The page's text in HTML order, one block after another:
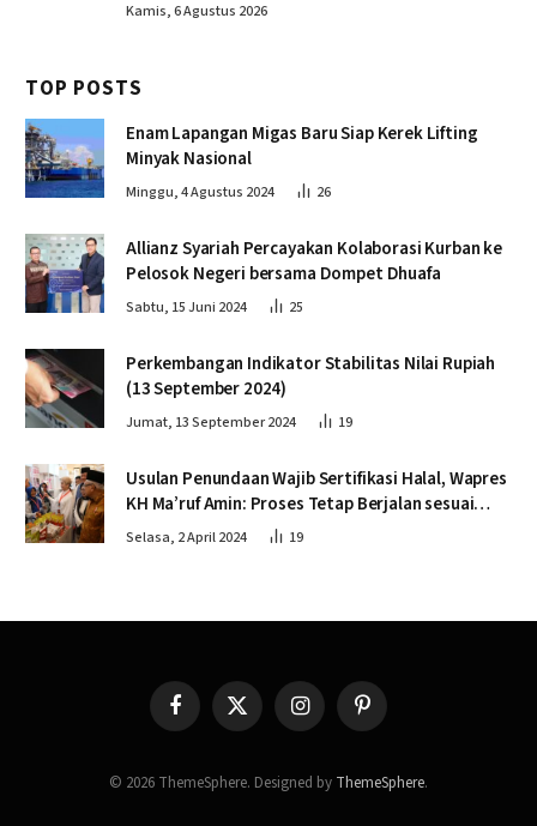
Kamis, 6 Agustus 2026
TOP POSTS
Enam Lapangan Migas Baru Siap Kerek Lifting
Minyak Nasional
Minggu, 4 Agustus 2024 26
Allianz Syariah Percayakan Kolaborasi Kurban ke
Pelosok Negeri bersama Dompet Dhuafa
Sabtu, 15 Juni 2024 25
Perkembangan Indikator Stabilitas Nilai Rupiah
(13 September 2024)
Jumat, 13 September 2024 19
Usulan Penundaan Wajib Sertifikasi Halal, Wapres
KH Ma’ruf Amin: Proses Tetap Berjalan sesuai
Penahapan
Selasa, 2 April 2024 19
FacebookX
(Twitter)
InstagramPinterest
© 2026 ThemeSphere. Designed by ThemeSphere.